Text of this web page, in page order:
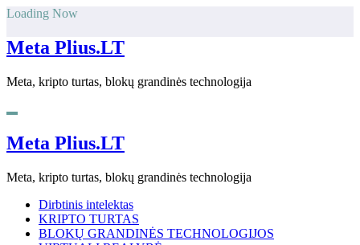
Skip
content
Loading Now
Meta Plius.LT
Meta, kripto turtas, blokų grandinės technologija
Meta Plius.LT
Meta, kripto turtas, blokų grandinės technologija
Dirbtinis intelektas
KRIPTO TURTAS
BLOKŲ GRANDINĖS TECHNOLOGIJOS